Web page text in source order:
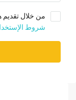
من خلال تقديم
شروط